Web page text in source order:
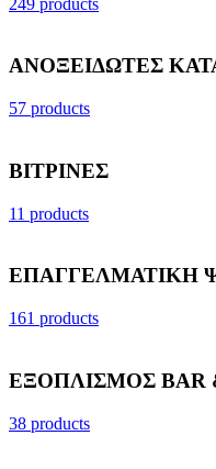
ΑΝΟΞΕΙΔΩΤΕΣ
57 products
ΒΙΤΡΙΝΕΣ
11 products
ΕΠΑΓΓΕΛΜΑΤΙΚΗ
161 products
ΕΞΟΠΛΙΣΜΟΣ BAR
38 products